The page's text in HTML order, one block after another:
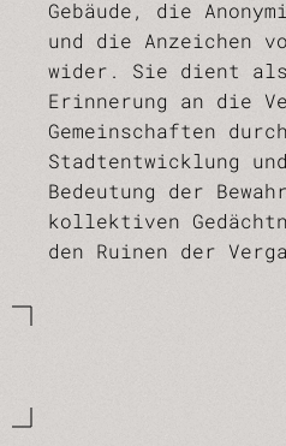
Gebäude, die
und die Anzeichen
wider. Sie dient
Erinnerung an die
Gemeinschaften
Stadtentwicklung
Bedeutung der
kollektiven
den Ruinen der